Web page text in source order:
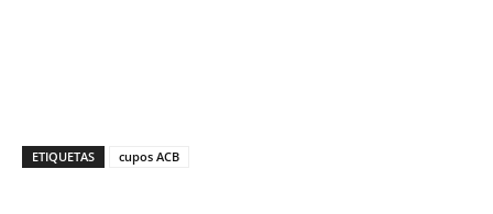
ETIQUETAS cupos ACB